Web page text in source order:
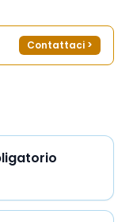
Contattaci >